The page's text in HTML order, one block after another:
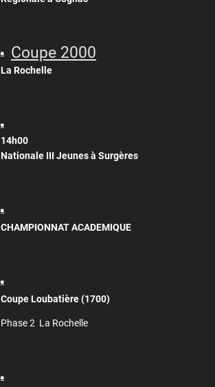
Coupe 2000
La Rochelle
14h00
Nationale III Jeunes à Surgères
CHAMPIONNAT ACADEMIQUE
Coupe Loubatière (1700)
Phase 2 La Rochelle